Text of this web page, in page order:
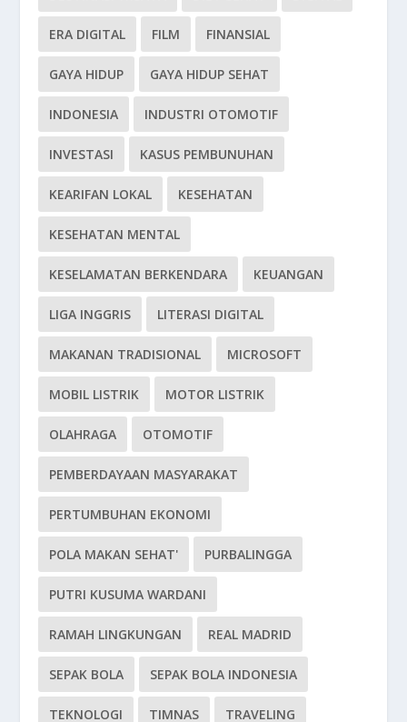
ERA DIGITAL FILM FINANSIAL
GAYA HIDUP GAYA HIDUP SEHAT
INDONESIA INDUSTRI OTOMOTIF
INVESTASI KASUS PEMBUNUHAN
KEARIFAN LOKAL KESEHATAN
KESEHATAN MENTAL
KESELAMATAN BERKENDARA KEUANGAN
LIGA INGGRIS LITERASI DIGITAL
MAKANAN TRADISIONAL MICROSOFT
MOBIL LISTRIK MOTOR LISTRIK
OLAHRAGA OTOMOTIF
PEMBERDAYAAN MASYARAKAT
PERTUMBUHAN EKONOMI
POLA MAKAN SEHAT' PURBALINGGA
PUTRI KUSUMA WARDANI
RAMAH LINGKUNGAN REAL MADRID
SEPAK BOLA SEPAK BOLA INDONESIA
TEKNOLOGI TIMNAS TRAVELING